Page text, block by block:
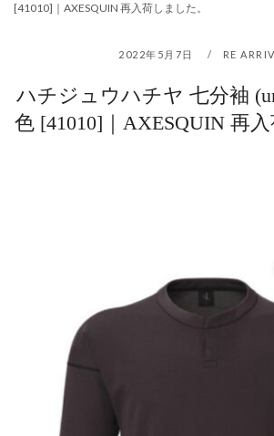
[41010]｜AXESQUIN 再入荷しました。
2022年5月7日 RE
ハチジュウハチヤ 七分袖
色 [41010]｜AXESQUIN 再入